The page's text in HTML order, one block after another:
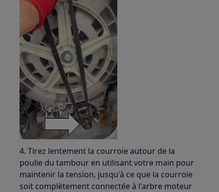
4. Tirez lentement la courroie autour de la
poulie du tambour en utilisant votre main pour
maintenir la tension, jusqu'à ce que la courroie
soit complètement connectée à l'arbre moteur